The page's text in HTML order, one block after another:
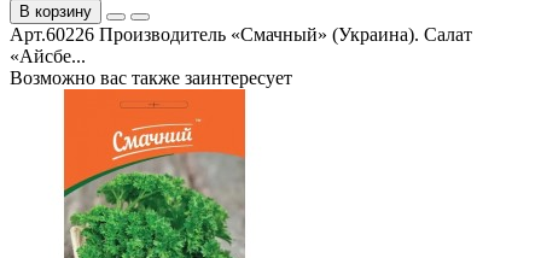
В корзину
Арт.60226 Производитель «Смачный» (Украина). Салат
«Айсбе...
Возможно вас также заинтересует